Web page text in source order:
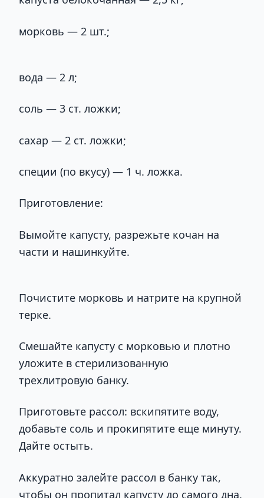
морковь — 2 шт.;
вода — 2 л;
соль — 3 ст. ложки;
сахар — 2 ст. ложки;
специи (по вкусу) — 1 ч. ложка.
Приготовление:
Вымойте капусту, разрежьте кочан на
части и нашинкуйте.
Почистите морковь и натрите на крупной
терке.
Смешайте капусту с морковью и плотно
уложите в стерилизованную
трехлитровую банку.
Приготовьте рассол: вскипятите воду,
добавьте соль и прокипятите еще минуту.
Дайте остыть.
Аккуратно залейте рассол в банку так,
чтобы он пропитал капусту до самого дна.